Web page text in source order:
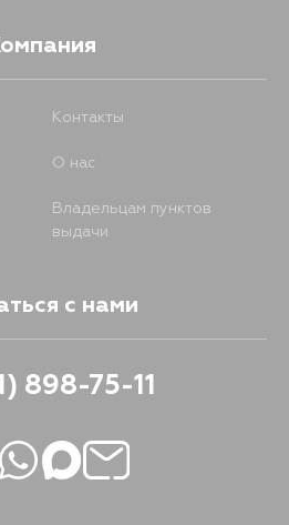
Контакты
О нас
Владельцам пунктов
выдачи
с нами
898-75-11